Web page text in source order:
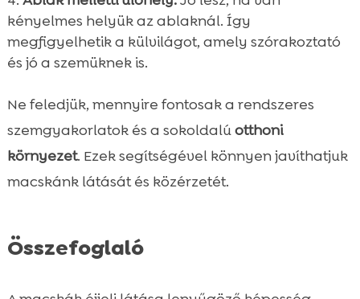
kényelmes helyük az ablaknál. Így
megfigyelhetik a külvilágot, amely szórakoztató
és jó a szemüknek is.
Ne feledjük, mennyire fontosak a rendszeres
szemgyakorlatok és a sokoldalúotthoni
környezet. Ezek segítségével könnyen javíthatjuk
macskánk látását és közérzetét.
Összefoglaló